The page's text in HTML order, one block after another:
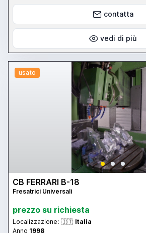
contatta
vedi di più
usato
CB FERRARI B-18
Fresatrici Universali
prezzo su richiesta
Localizzazione: 🇮🇹 Italia
Anno 1998